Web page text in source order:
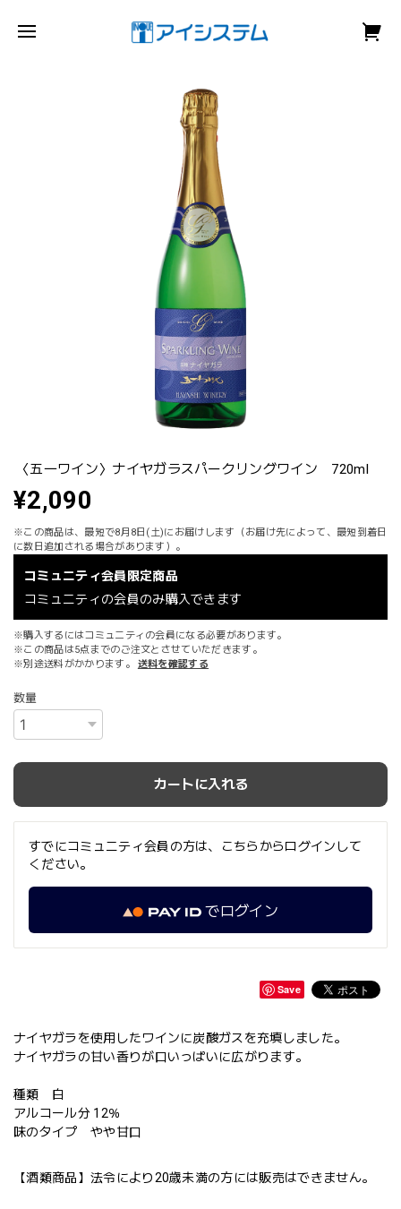
〈五一ワイン〉ナイヤガラスパークリングワイン 720ml
¥2,090
※この商品は、最短で8月8日(土)にお届けします（お届け先によって、最短到着日
に数日追加される場合があります）。
コミュニティ会員限定商品
コミュニティの会員のみ購入できます
※購入するにはコミュニティの会員になる必要があります。
※この商品は5点までのご注文とさせていただきます。
※別途送料がかかります。
送料を確認する
数量
カートに入れる
すでにコミュニティ会員の方は、こちらからログインして
ください。
でログイン
Save
ナイヤガラを使用したワインに炭酸ガスを充填しました。
ナイヤガラの甘い香りが口いっぱいに広がります。
種類 白
アルコール分 12％
味のタイプ やや甘口
【酒類商品】法令により20歳未満の方には販売はできません。